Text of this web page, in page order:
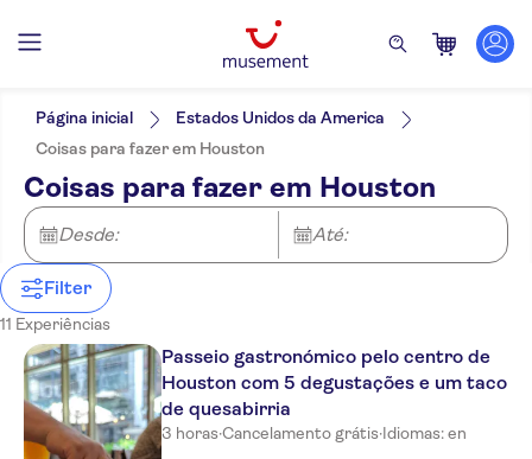
Filtros
R$ Máx.
Opções de ingressos
Confirmação instantânea
Cancelamento gratuito
Voucher eletrônico
Taxas de entrada incluídas
Local touch
Refeição incluída
Grupo pequeno
Tour com audio guia
Categorias
Ao ar livre
Atrações e visitas guiadas
Excursões e passeios de um dia
Cultura e história
Bilhetes e eventos
Inglês
Página inicial
Estados Unidos da America
Coisas para fazer em Houston
Coisas para fazer em Houston
Desde: Até:
Filter
11 Experiências
Passeio gastronómico pelo centro de
Houston com 5 degustações e um taco
de quesabirria
3 horas·Cancelamento grátis·Idiomas: en